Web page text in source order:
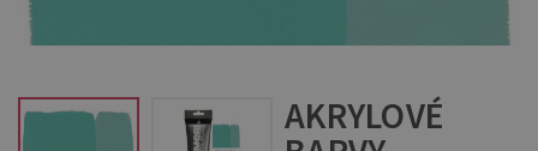
AKRYLOVÉ